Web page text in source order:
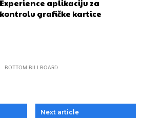
Experience aplikaciju za
kontrolu grafičke kartice
BOTTOM BILLBOARD
Next article